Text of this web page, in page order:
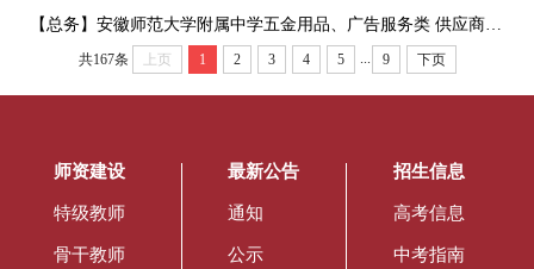
【总务】安徽师范大学附属中学五金用品、广告服务类 供应商遴选公告
共167条 上页 1 2 3 4 5 9 下页
师资建设
特级教师
骨干教师
最新公告
通知
公示
招生信息
高考信息
中考指南